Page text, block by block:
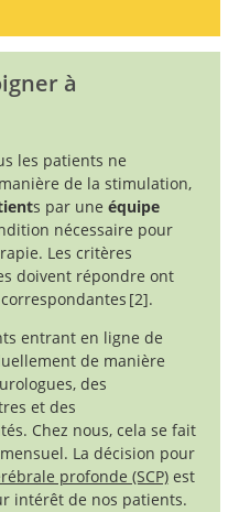
à
les patients ne
de la stimulation,
s par une équipe
nécessaire pour
Les critères
doivent répondre ont
2
Tourette
a review and
.
entrant en ligne de
de manière
des
et des
Chez nous, cela se fait
La décision pour
profonde (SCP)est
intérêt de nos patients.